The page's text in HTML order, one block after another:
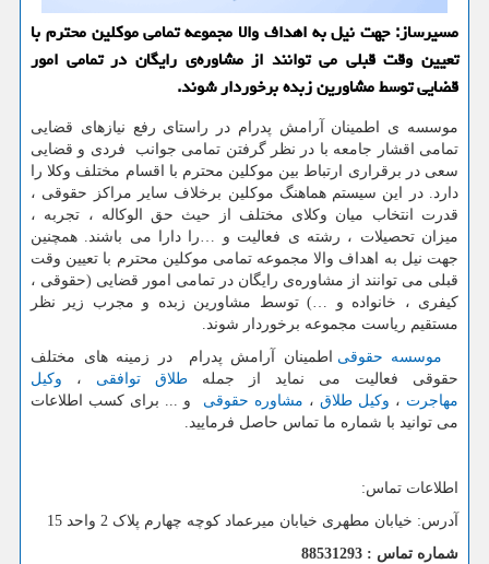
مسیرساز: جهت نیل به اهداف والا مجموعه تمامی موكلین محترم با
تعیین وقت قبلی می توانند از مشاوره‌ی رایگان در تمامی امور
قضایی توسط مشاورین زبده برخوردار شوند.
موسسه ی اطمینان آرامش پدرام در راستای رفع نیازهای قضایی
تمامی اقشار جامعه با در نظر گرفتن تمامی جوانب فردی و قضایی
سعی در برقراری ارتباط بین موکلین محترم با اقسام مختلف وکلا را
دارد. در این سیستم هماهنگ موکلین برخلاف سایر مراکز حقوقی ،
قدرت انتخاب میان وکلای مختلف از حیث حق الوکاله ، تجربه ،
میزان تحصیلات ، رشته ی فعالیت و …را دارا می باشند. همچنین
جهت نیل به اهداف والا مجموعه تمامی موکلین محترم با تعیین وقت
قبلی می توانند از مشاوره‌ی رایگان در تمامی امور قضایی (حقوقی ،
کیفری ، خانواده و …) توسط مشاورین زبده و مجرب زیر نظر
مستقیم ریاست مجموعه برخوردار شوند.
موسسه حقوقی اطمینان آرامش پدرام در زمینه های مختلف
حقوقی فعالیت می نماید از جمله طلاق توافقی ، وکیل
مهاجرت ، وکیل طلاق ، مشاوره حقوقی و ... برای کسب اطلاعات
می توانید با شماره ما تماس حاصل فرمایید.
اطلاعات تماس:
آدرس: خیابان مطهری خیابان میرعماد کوچه چهارم پلاک 2 واحد 15
شماره تماس : 88531293